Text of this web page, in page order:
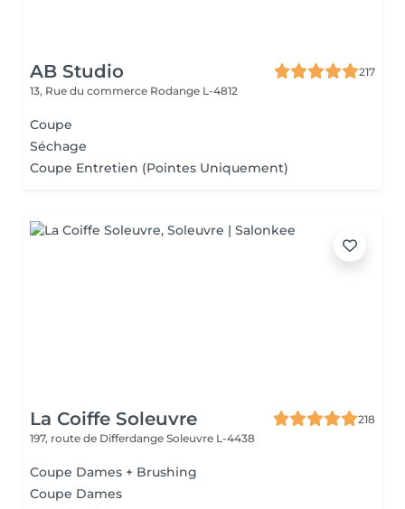
AB Studio
217
13, Rue du commerce Rodange L-4812
Coupe
Séchage
Coupe Entretien (Pointes Uniquement)
La Coiffe Soleuvre
218
197, route de Differdange Soleuvre L-4438
Coupe Dames + Brushing
Coupe Dames